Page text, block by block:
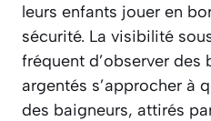
leurs enfants jouer en
sécurité. La visibilité
fréquent d’observer des
argentés s’approcher à
des baigneurs, attirés